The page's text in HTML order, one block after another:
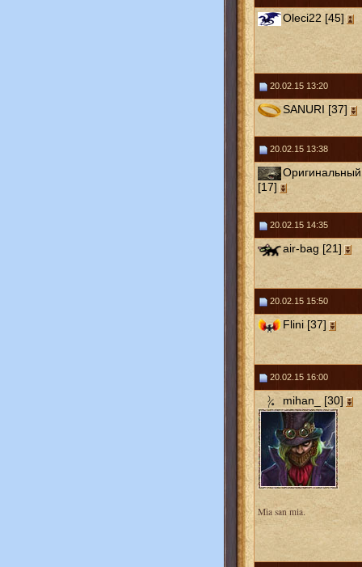
Oleci22 [45]
20.02.15 13:20
SANURI [37]
20.02.15 13:38
[17]
20.02.15 14:35
air-bag [21]
20.02.15 15:50
Flini [37]
20.02.15 16:00
mihan_ [30]
Mia san mia.